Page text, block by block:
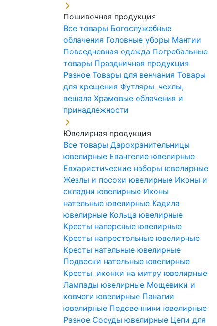
Пошивочная продукция
Все товары Богослужебные
облачения Головные уборы Мантии
Повседневная одежда Погребальные
товары Праздничная продукция
Разное Товары для венчания Товары
для крещения Футляры, чехлы,
вешала Храмовые облачения и
принадлежности
Ювелирная продукция
Все товары Дарохранительницы
ювелирные Евангелие ювелирные
Евхаристические наборы ювелирные
Жезлы и посохи ювелирные Иконы и
складни ювелирные Иконы
нательные ювелирные Кадила
ювелирные Кольца ювелирные
Кресты наперсные ювелирные
Кресты напрестольные ювелирные
Кресты нательные ювелирные
Подвески нательные ювелирные
Кресты, иконки на митру ювелирные
Лампады ювелирные Мощевики и
ковчеги ювелирные Панагии
ювелирные Подсвечники ювелирные
Разное Сосуды ювелирные Цепи для